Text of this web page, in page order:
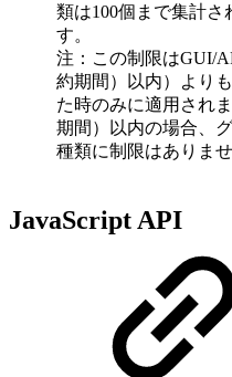
類は100個まで集計さ
す。
注：この制限はGUI/
約期間）以内）より
た時のみに適用され
期間）以内の場合、
種類に制限はありませ
JavaScript API